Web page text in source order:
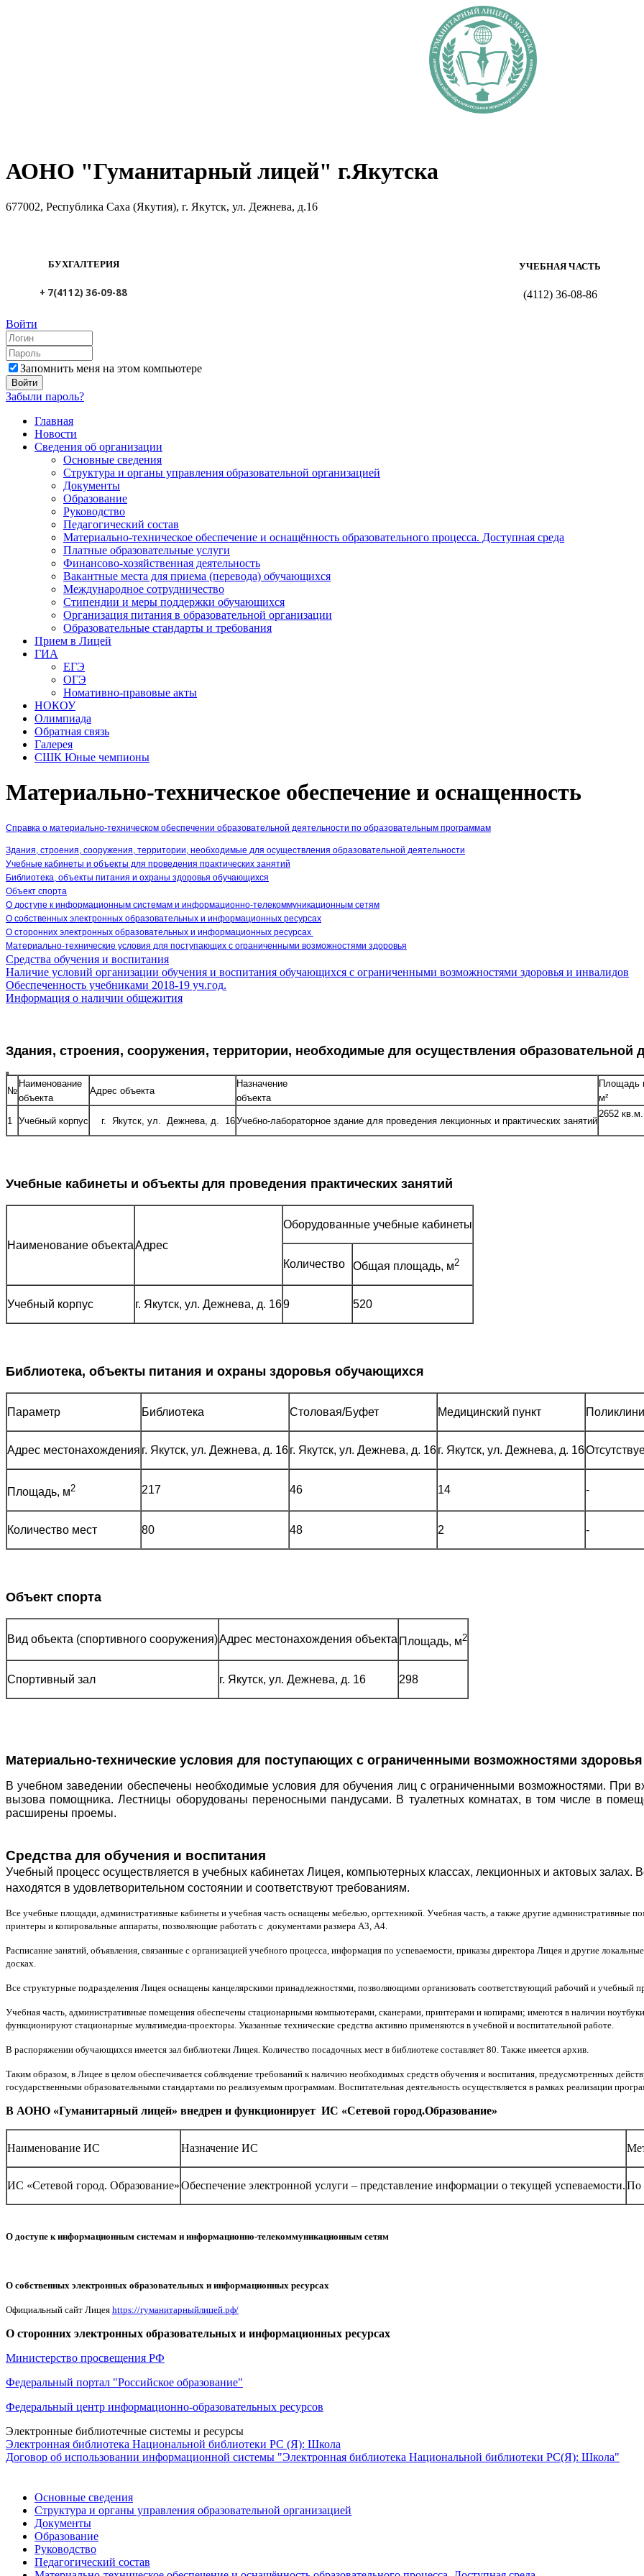
АОНО "Гуманитарный лицей" г.Якутска
677002, Республика Саха (Якутия), г. Якутск, ул. Дежнева, д.16
БУХГАЛТЕРИЯ
+ 7(4112) 36-09-88
УЧЕБНАЯ ЧАСТЬ
(4112) 36-08-86
Войти
Запомнить меня на этом компьютере
Забыли пароль?
Главная
Новости
Сведения об организации
Основные сведения
Структура и органы управления образовательной организацией
Документы
Образование
Руководство
Педагогический состав
Материально-техническое обеспечение и оснащённость образовательного процесса. Доступная среда
Платные образовательные услуги
Финансово-хозяйственная деятельность
Вакантные места для приема (перевода) обучающихся
Международное сотрудничество
Стипендии и меры поддержки обучающихся
Организация питания в образовательной организации
Образовательные стандарты и требования
Прием в Лицей
ГИА
ЕГЭ
ОГЭ
Номативно-правовые акты
НОКОУ
Олимпиада
Обратная связь
Галерея
СШК Юные чемпионы
Материально-техническое обеспечение и оснащенность
Справка о материально-техническом обеспечении образовательной деятельности по образовательным программам
Здания, строения, сооружения, территории, необходимые для осуществления образовательной деятельности
Учебные кабинеты и объекты для проведения практических занятий
Библиотека, объекты питания и охраны здоровья обучающихся
Объект спорта
О доступе к информационным системам и информационно-телекоммуникационным сетям
О собственных электронных образовательных и информационных ресурсах
О сторонних электронных образовательных и информационных ресурсах
Материально-технические условия для поступающих с ограниченными возможностями здоровья
Средства обучения и воспитания
Наличие условий организации обучения и воспитания обучающихся с ограниченными возможностями здоровья и инвалидов
Обеспеченность учебниками 2018-19 уч.год.
Информация о наличии общежития
Здания, строения, сооружения, территории, необходимые для осуществления образовательной
№
Наименование
объекта
Адрес объекта
Назначение
объекта
Площадь
м²
1 Учебный корпус г. Якутск, ул. Дежнева, д. 16Учебно-лабораторное здание для проведения лекционных и практических занятий
2652 кв.м.
Учебные кабинеты и объекты для проведения практических занятий
Наименование объектаАдрес
Оборудованные учебные кабинеты
Количество Общая площадь, м2
Учебный корпус г. Якутск, ул. Дежнева, д. 169 520
Библиотека, объекты питания и охраны здоровья обучающихся
Параметр Библиотека Столовая/Буфет Медицинский пункт
Адрес местонахождения г. Якутск, ул. Дежнева, д. 16г. Якутск, ул. Дежнева, д. 16г. Якутск, ул. Дежнева, д. 16
Площадь, м2 217 46 14 -
Количество мест 80 48 2 -
Объект спорта
Вид объекта (спортивного сооружения)Адрес местонахождения объекта Площадь, м2
Спортивный зал г. Якутск, ул. Дежнева, д. 16 298
Материально-технические условия для поступающих с ограниченными возможностями здоровья
В учебном заведении обеспечены необходимые условия для обучения лиц с ограниченными возможностями. При
вызова помощника. Лестницы оборудованы переносными пандусами. В туалетных комнатах, в том числе в
расширены проемы.
Средства для обучения и воспитания
Учебный процесс осуществляется в учебных кабинетах Лицея, компьютерных классах, лекционных и актовых залах.
находятся в удовлетворительном состоянии и соответствуют требованиям.
Все учебные площади, административные кабинеты и учебная часть оснащены мебелью, оргтехникой. Учебная часть, а также другие административные
принтеры и копировальные аппараты, позволяющие работать с документами размера А3, А4.
Расписание занятий, объявления, связанные с организацией учебного процесса, информация по успеваемости, приказы директора Лицея и другие
досках.
Все структурные подразделения Лицея оснащены канцелярскими принадлежностями, позволяющими организовать соответствующий рабочий и учебный
Учебная часть, административные помещения обеспечены стационарными компьютерами, сканерами, принтерами и копирами; имеются в наличии
функционируют стационарные мультимедиа-проекторы. Указанные технические средства активно применяются в учебной и воспитательной работе.
В распоряжении обучающихся имеется зал библиотеки Лицея. Количество посадочных мест в библиотеке составляет 80. Также имеется архив.
Таким образом, в Лицее в целом обеспечивается соблюдение требований к наличию необходимых средств обучения и воспитания, предусмотренных
государственными образовательными стандартами по реализуемым программам. Воспитательная деятельность осуществляется в рамках реализации
В АОНО «Гуманитарный лицей» внедрен и функционирует ИС «Сетевой город.Образование»
Наименование ИС Назначение ИС
ИС «Сетевой город. Образование»Обеспечение электронной услуги – представление информации о текущей успеваемости.По
О доступе к информационным системам и информационно-телекоммуникационным сетям
О собственных электронных образовательных и информационных ресурсах
Официальный сайт Лицея https://гуманитарныйлицей.рф/
О сторонних электронных образовательных и информационных ресурсах
Министерство просвещения РФ
Федеральный портал "Российское образование"
Федеральный центр информационно-образовательных ресурсов
Электронные библиотечные системы и ресурсы
Электронная библиотека Национальной библиотеки РС (Я): Школа
Договор об использовании информационной системы "Электронная библиотека Национальной библиотеки РС(Я): Школа"
Основные сведения
Структура и органы управления образовательной организацией
Документы
Образование
Руководство
Педагогический состав